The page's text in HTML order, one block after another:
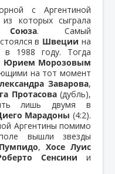
с Аргентиной
которых сыграла
Союза. Самый
в Швеции на
в 1988 году. Тогда
Юрием Морозовым
на тот момент
Заварова,
Протасова(дубль),
лишь двумя в
Марадоны (4:2).
Аргентины помимо
вышли звезды
, Хосе Луис
Сенсини и